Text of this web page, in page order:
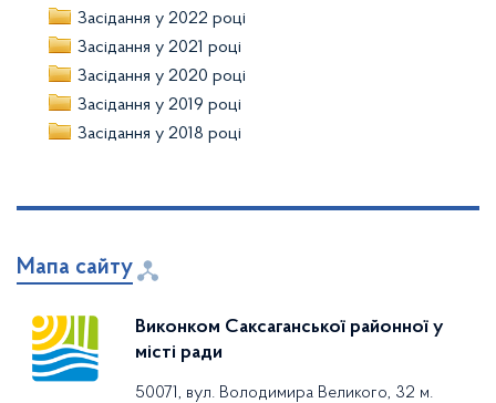
Засідання у 2022 році
Засідання у 2021 році
Засідання у 2020 році
Засідання у 2019 році
Засідання у 2018 році
Мапа сайту
Виконком Саксаганської районної у
місті ради
50071, вул. Володимира Великого, 32 м.